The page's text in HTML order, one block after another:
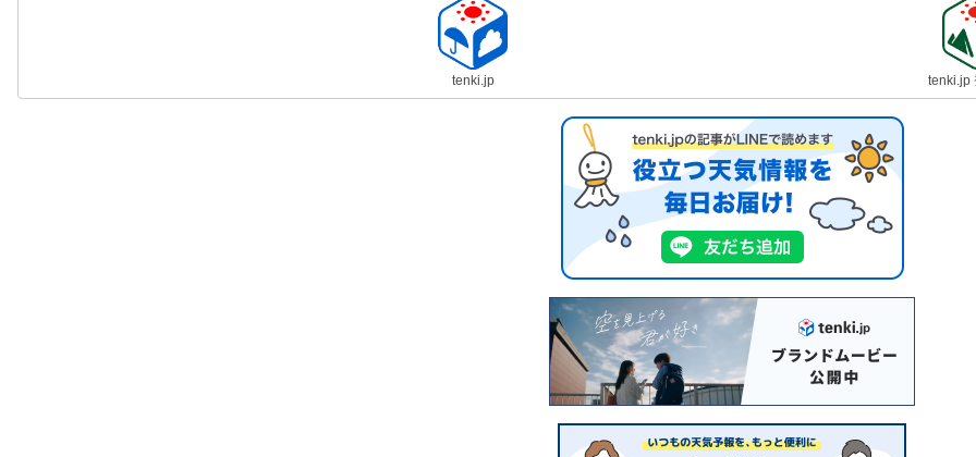
tenki.jp tenki.jp